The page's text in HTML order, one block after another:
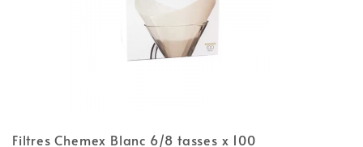
Filtres Chemex Blanc 6/8 tasses x 100